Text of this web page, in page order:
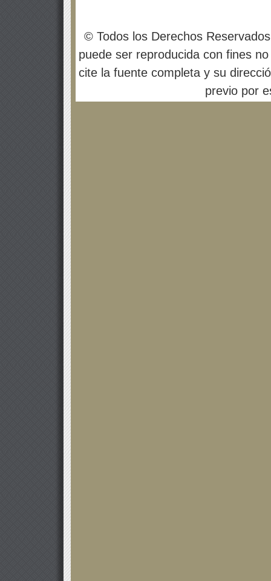
© Todos los Derechos
puede ser reproducida con fines
cite la fuente completa y su
previo por